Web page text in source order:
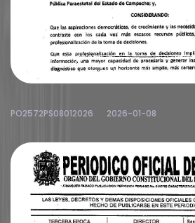
PO2572PS08012026 2026-01-08